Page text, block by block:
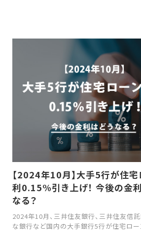
を学び、理想の新生活を実現しましょう。
【2024年10月】大手5行が住
利0.15%引き上げ！ 今後の金
なる？
2024年10月、三井住友銀行、三井住友信託
な銀行など国内の大手銀行5行が住宅ロ